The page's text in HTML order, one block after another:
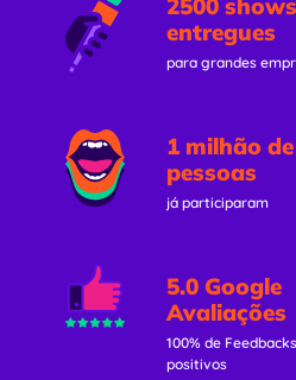
entregues
para grandes
1 milhão de
pessoas
já participaram
5.0 Google
Avaliações
100% de Feedbacks
positivos